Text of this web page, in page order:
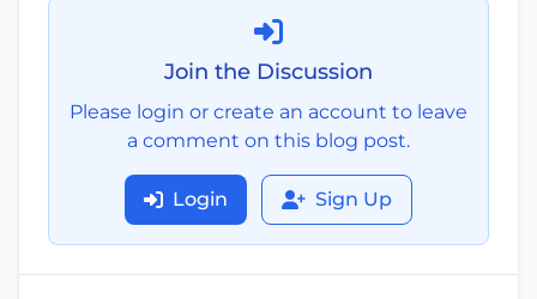
Join the Discussion
Please login or create an account to leave
a comment on this blog post.
Login Sign Up